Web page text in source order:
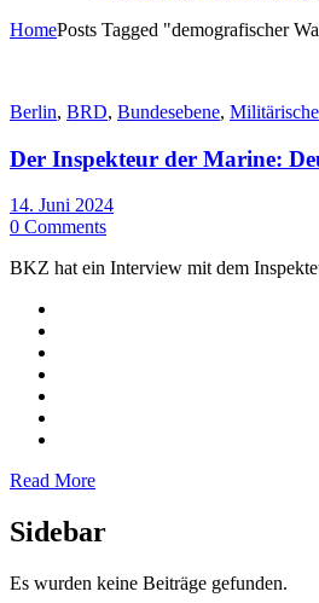
HomePosts Tagged "demografischer
Berlin, BRD, Bundesebene,
Der Inspekteur der Marine:
14. Juni 2024
0 Comments
BKZ hat ein Interview mit dem
Read More
Sidebar
Es wurden keine Beiträge gefunden.